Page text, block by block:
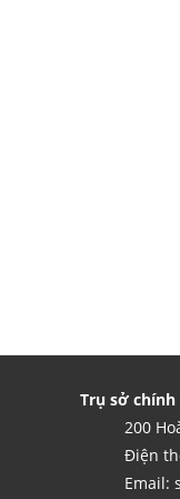
Trụ sở chính
200
Điện
Email: